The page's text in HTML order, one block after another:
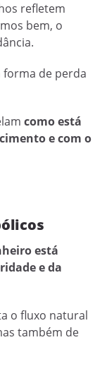
refletem
bem, o
forma de perda
como está
e com o
está
e da
o fluxo natural
também de